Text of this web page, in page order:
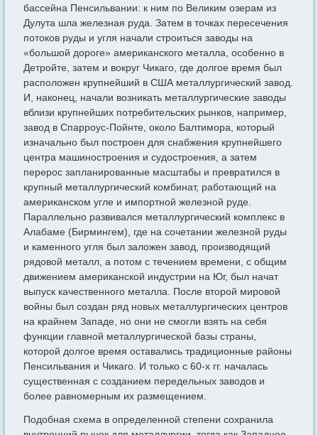
бассейна Пенсильвании: к ним по Великим озерам из
Дулута шла железная руда. Затем в точках пересечения
потоков руды и угля начали строиться заводы на
«большой дороге» американского ме­талла, особенно в
Детройте, затем и вокруг Чикаго, где долгое вре­мя был
расположен крупнейший в США металлургический завод.
И, наконец, начали возникать металлургические заводы
вблизи круп­нейших потребительских рынков, например,
завод в Спарроус-Пойнте, около Балтимора, который
изначально был построен для снаб­жения крупнейшего
центра машиностроения и судостроения, а за­тем
перерос запланированные масштабы и превратился в
крупный металлургический комбинат, работающий на
американском угле и импортной железной руде.
Параллельно развивался металлургиче­ский комплекс в
Алабаме (Бирмингем), где на сочетании железной руды
и каменного угля был заложен завод, производящий
рядовой металл, а потом с течением времени, с общим
движением амери­канской индустрии на Юг, был начат
выпуск качественного метал­ла. После второй мировой
войны был создан ряд новых металлурги­ческих центров
на крайнем Западе, но они не смогли взять на себя
функции главной металлургической базы страны,
которой долгое время оставались традиционные районы
Пенсильвания и Чикаго. И только с 60-х гг. началась
существенная с созданием передель­ных заводов и
более равномерным их размещением.
Подобная схема в определенной степени сохранила